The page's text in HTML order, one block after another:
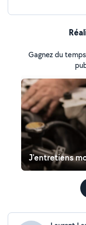
Gagnez du
J'entretiens